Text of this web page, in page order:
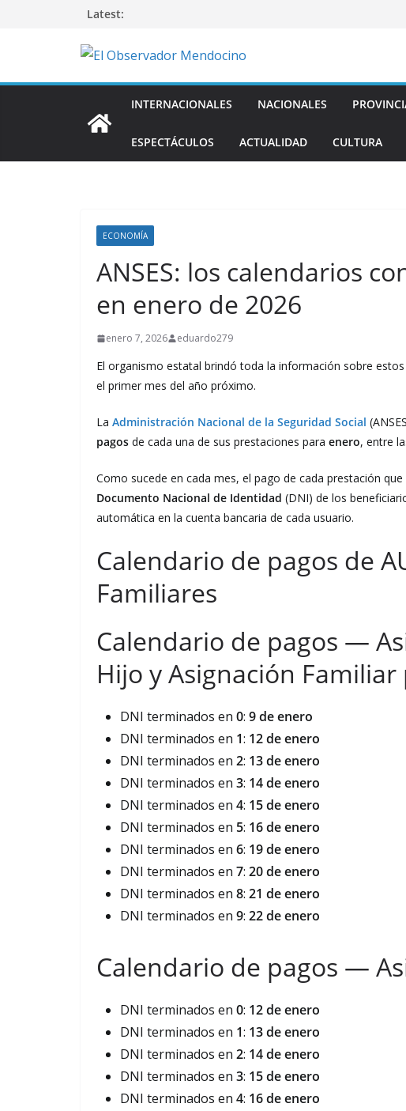
Latest:
INTERNACIONALES NACIONALES
ESPECTÁCULOS ACTUALIDAD CULTURA
ECONOMÍA
ANSES: los calendarios
en enero de 2026
enero 7, 2026 eduardo279
El organismo estatal brindó toda la información sobre
el primer mes del año próximo.
La Administración Nacional de la Seguridad Social
pagos de cada una de sus prestaciones para enero, entre
Como sucede en cada mes, el pago de cada prestación
Documento Nacional de Identidad (DNI) de los
automática en la cuenta bancaria de cada usuario.
Calendario de pagos de
Familiares
Calendario de pagos —
Hijo y Asignación
DNI terminados en 0: 9 de enero
DNI terminados en 1: 12 de enero
DNI terminados en 2: 13 de enero
DNI terminados en 3: 14 de enero
DNI terminados en 4: 15 de enero
DNI terminados en 5: 16 de enero
DNI terminados en 6: 19 de enero
DNI terminados en 7: 20 de enero
DNI terminados en 8: 21 de enero
DNI terminados en 9: 22 de enero
Calendario de pagos —
DNI terminados en 0: 12 de enero
DNI terminados en 1: 13 de enero
DNI terminados en 2: 14 de enero
DNI terminados en 3: 15 de enero
DNI terminados en 4: 16 de enero